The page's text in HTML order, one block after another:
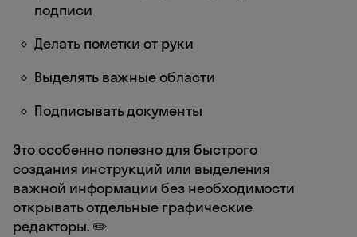
подписи
Делать пометки от руки
Выделять важные области
Подписывать документы
Это особенно полезно для быстрого
создания инструкций или выделения
важной информации без необходимости
открывать отдельные графические
редакторы. ✏️